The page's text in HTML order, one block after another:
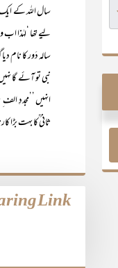
سال اللہ کے
لیے تھا ‘لہٰذا
سالہ دَور کا نام
نبی تو آئے گا
انہیں ’’مجددِ
ثانی ؒکا بہت بڑا
Link